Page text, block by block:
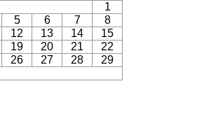
1
5 6 7
8
12 13 14
15
19 20 21
22
26 27 28
29